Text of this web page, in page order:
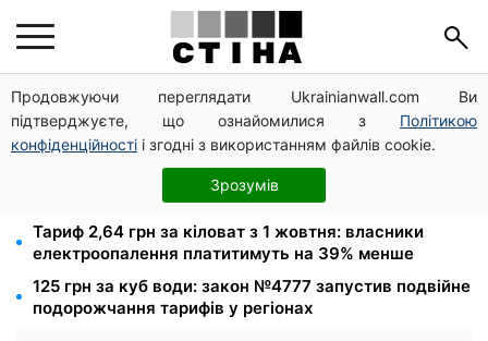
Продовжуючи переглядати Ukrainianwall.com Ви
підтверджуєте, що ознайомилися з Політикою
конфіденційності і згодні з використанням файлів cookie.
Зрозумів
Пенсійне посвідчення не гарантує безплатний
проїзд: Кабмін пояснив, коли пенсіонер мусить
платити
Податкові номери чоловіків 18–60 років передадуть
ТЦК: Кабмін ухвалив нові правила пошуку
Тариф 2,64 грн за кіловат з 1 жовтня: власники
електроопалення платитимуть на 39% менше
125 грн за куб води: закон №4777 запустив подвійне
подорожчання тарифів у регіонах